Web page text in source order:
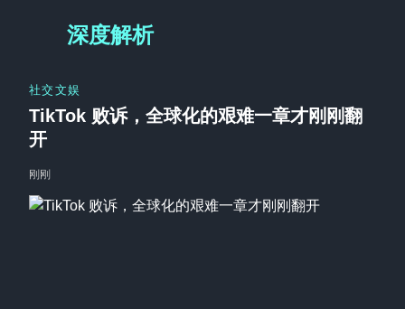
深度解析
社交文娱
TikTok 败诉，全球化的艰难一章才刚刚翻
开
刚刚